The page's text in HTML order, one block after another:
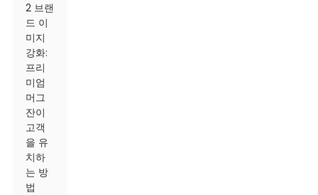
2 브랜
드 이
미지
강화:
프리
미엄
머그
잔이
고객
을 유
치하
는 방
법